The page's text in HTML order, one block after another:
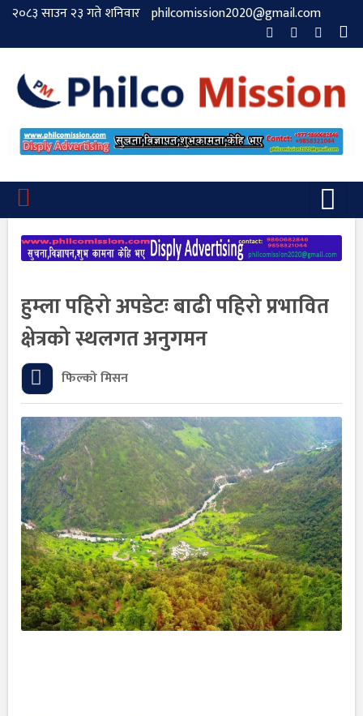
२०८३ साउन २३ गते शनिवार philcomission2020@gmail.com
हुम्ला पहिरो अपडेटः बाढी पहिरो प्रभावित
क्षेत्रको स्थलगत अनुगमन
फिल्को मिसन